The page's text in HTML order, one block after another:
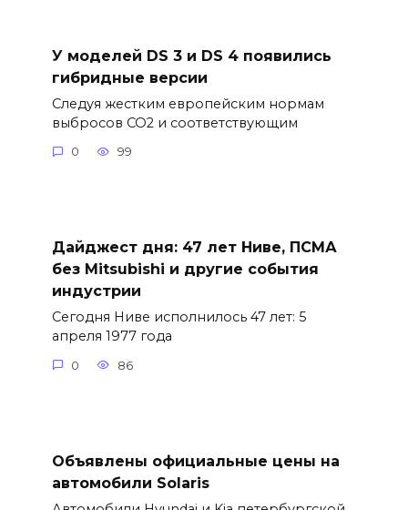
У моделей DS 3 и DS 4 появились
гибридные версии
Следуя жестким европейским нормам
выбросов CO2 и соответствующим
0 99
Дайджест дня: 47 лет Ниве, ПСМА
без Mitsubishi и другие события
индустрии
Сегодня Ниве исполнилось 47 лет: 5
апреля 1977 года
0 86
Объявлены официальные цены на
автомобили Solaris